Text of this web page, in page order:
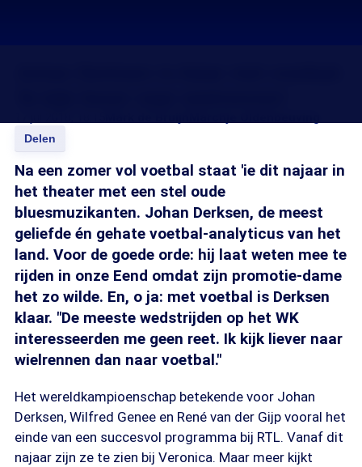
Delen
Na een zomer vol voetbal staat 'ie dit najaar in
het theater met een stel oude
bluesmuzikanten. Johan Derksen, de meest
geliefde én gehate voetbal-analyticus van het
land. Voor de goede orde: hij laat weten mee te
rijden in onze Eend omdat zijn promotie-dame
het zo wilde. En, o ja: met voetbal is Derksen
klaar. "De meeste wedstrijden op het WK
interesseerden me geen reet. Ik kijk liever naar
wielrennen dan naar voetbal."
Het wereldkampioenschap betekende voor Johan
Derksen, Wilfred Genee en René van der Gijp vooral het
einde van een succesvol programma bij RTL. Vanaf dit
najaar zijn ze te zien bij Veronica. Maar meer kijkt